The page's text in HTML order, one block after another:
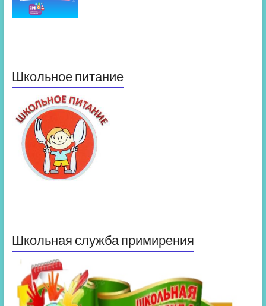
Школьное питание
Школьная служба примирения